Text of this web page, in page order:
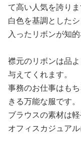
て高い人気を誇りま
白色を基調とした
入ったリボンが知
襟元のリボンは品
与えてくれます。
事務のお仕事はも
きる万能な服です。
ブラウスの素材は
オフィスカジュア